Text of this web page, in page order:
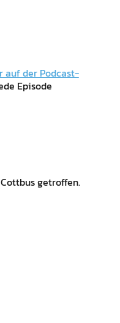
auf der Podcast-
Episode
getroffen.